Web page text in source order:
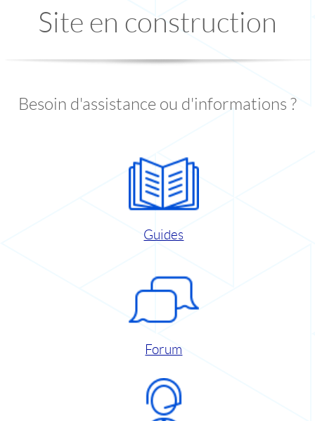
Site en construction
Besoin d'assistance ou d'informations ?
Guides
Forum